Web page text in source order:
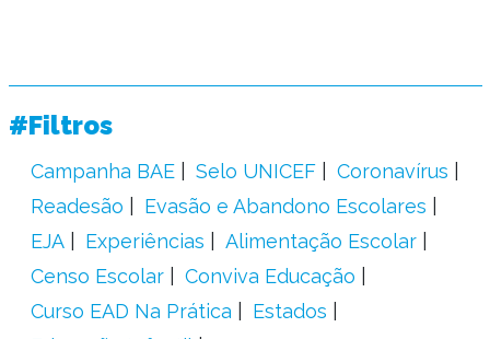
#Filtros
Campanha BAE Selo UNICEF
Coronavírus
Readesão
Evasão e Abandono Escolares
EJA
Experiências
Alimentação Escolar
Censo Escolar
Conviva Educação
Curso EAD Na Prática
Estados